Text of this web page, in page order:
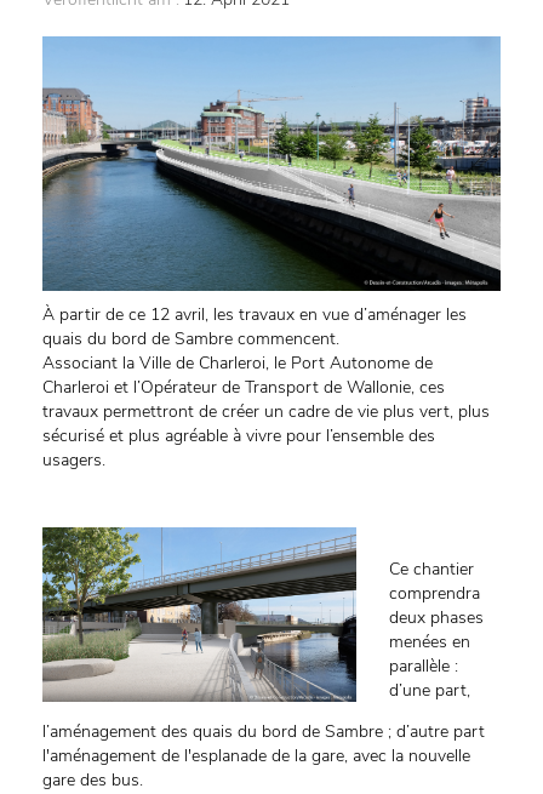
À partir de ce 12 avril, les travaux en vue d’aménager les
quais du bord de Sambre commencent.
Associant la Ville de Charleroi, le Port Autonome de
Charleroi et l’Opérateur de Transport de Wallonie, ces
travaux permettront de créer un cadre de vie plus vert, plus
sécurisé et plus agréable à vivre pour l’ensemble des
usagers.
Ce chantier
comprendra
deux phases
menées en
parallèle :
d’une part,
l’aménagement des quais du bord de Sambre ; d’autre part
l'aménagement de l'esplanade de la gare, avec la nouvelle
gare des bus.